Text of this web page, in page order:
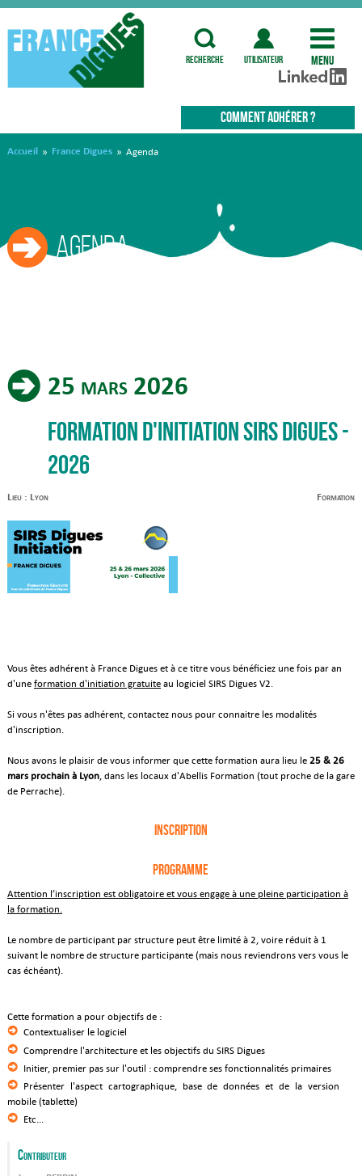
recherche utilisateur Menu
COMMENT ADHÉRER ?
Accueil » France Digues » Agenda
Agenda
25 mars 2026
Formation d'initiation SIRS Digues -
2026
Lieu : Lyon Formation
Vous êtes adhérent à France Digues et à ce titre vous bénéficiez une fois par an
d'une formation d'initiation gratuiteau logiciel SIRS Digues V2.
Si vous n'êtes pas adhérent, contactez nous pour connaitre les modalités
d'inscription.
Nous avons le plaisir de vous informer que cette formation aura lieu le 25 & 26
mars prochain à Lyon, dans les locaux d'Abellis Formation (tout proche de la gare
de Perrache).
Inscription
Programme
Attention l’inscription est obligatoire et vous engage à une pleine participation à
la formation.
Le nombre de participant par structure peut être limité à 2, voire réduit à 1
suivant le nombre de structure participante (mais nous reviendrons vers vous le
cas échéant).
Cette formation a pour objectifs de :
Contextualiser le logiciel
Comprendre l'architecture et les objectifs du SIRS Digues
Initier, premier pas sur l'outil : comprendre ses fonctionnalités primaires
Présenter l'aspect cartographique, base de données et de la version
mobile (tablette)
Etc...
Contributeur